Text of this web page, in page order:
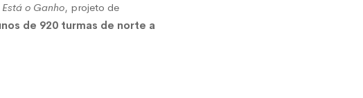
o Ganho, projeto de
de 920 turmas de norte a